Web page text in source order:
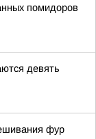
помидоров
девять
фур